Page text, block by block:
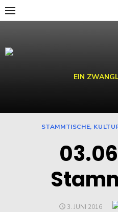
Skip
to
EIN
STAMMTISCHE,
POSTED
3. JUNI 2016